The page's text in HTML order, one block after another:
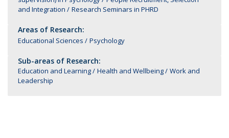
and Integration
Research Seminars in PHRD
Areas of Research:
Educational Sciences Psychology
Sub-areas of Research:
Education and Learning Health and Wellbeing
Work and
Leadership